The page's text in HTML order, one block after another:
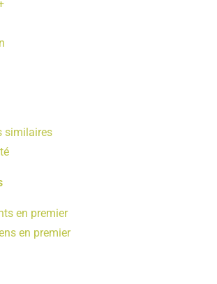
similaires
en premier
en premier